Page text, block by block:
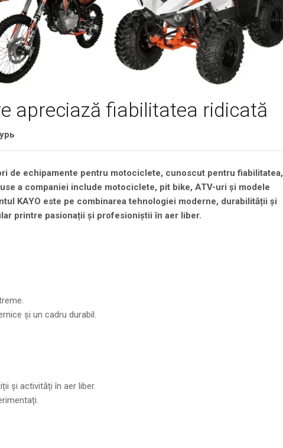
apreciază fiabilitatea ridicată
de echipamente pentru motociclete, cunoscut pentru fiabilitatea,
a companiei include motociclete, pit bike, ATV-uri și modele
KAYO este pe combinarea tehnologiei moderne, durabilității și
printre pasionații și profesioniștii în aer liber.
și un cadru durabil.
și activități în aer liber.